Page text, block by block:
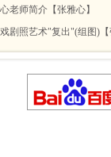
老师简介【张雅心】
剧照艺术"复出"(组图)